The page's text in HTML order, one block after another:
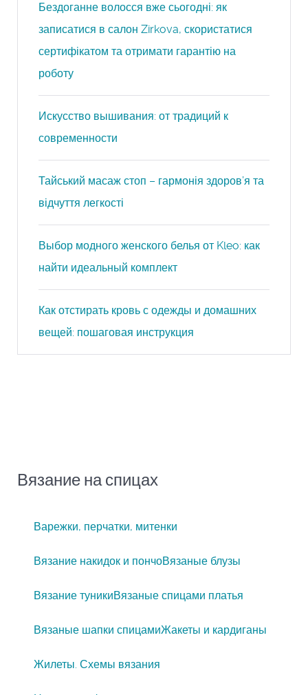
Бездоганне волосся вже сьогодні: як
записатися в салон Zirkova, скористатися
сертифікатом та отримати гарантію на
роботу
Искусство вышивания: от традиций к
современности
Тайський масаж стоп – гармонія здоров’я та
відчуття легкості
Выбор модного женского белья от Kleo: как
найти идеальный комплект
Как отстирать кровь с одежды и домашних
вещей: пошаговая инструкция
Вязание на спицах
Варежки, перчатки, митенки
Вязание накидок и пончоВязаные блузы
Вязание туникиВязаные спицами платья
Вязаные шапки спицамиЖакеты и кардиганы
Жилеты. Схемы вязания